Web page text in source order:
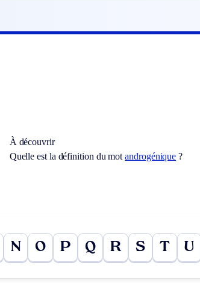
À découvrir
Quelle est la définition du motandrogénique ?
N O P Q R S T U